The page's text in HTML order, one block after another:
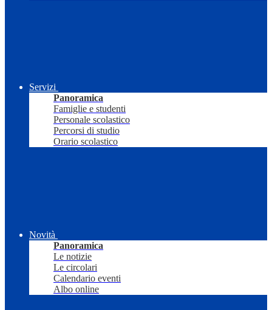
Servizi
Panoramica
Famiglie e studenti
Personale scolastico
Percorsi di studio
Orario scolastico
Novità
Panoramica
Le notizie
Le circolari
Calendario eventi
Albo online